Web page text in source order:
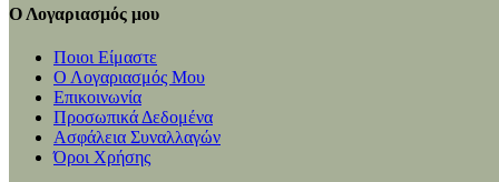
Ο Λογαριασμός μου
Ποιοι Είμαστε
Ο Λογαριασμός Μου
Επικοινωνία
Προσωπικά Δεδομένα
Ασφάλεια Συναλλαγών
Όροι Χρήσης